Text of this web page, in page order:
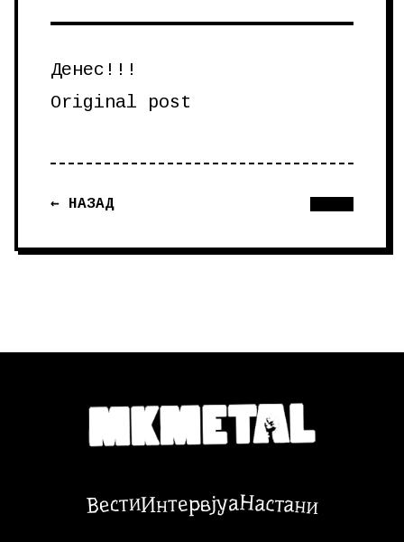
Денес!!!
Original post
← НАЗАД
ВестиИнтервјуаНастани